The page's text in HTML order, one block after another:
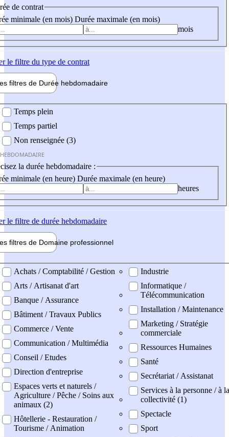
de contrat
minimale (en mois) Durée maximale (en mois)
mois
le filtre du type de contrat
filtres de Durée hebdomadaire
Temps plein
Temps partiel
Non renseignée (3)
la durée hebdomadaire :
minimale (en heure) Durée maximale (en heure)
heures
le filtre de durée hebdomadaire
filtres de Domaine professionnel
professionel
Achats / Comptabilité / Gestion
Arts / Artisanat d'art
Banque / Assurance
Bâtiment / Travaux Publics
Commerce / Vente
Communication / Multimédia
Conseil / Etudes
Direction d'entreprise
Espaces verts et naturels /
Agriculture / Pêche / Soins aux
animaux (2)
Hôtellerie - Restauration /
Tourisme / Animation
Industrie
Informatique /
Télécommunication
Installation / Maintenance
Marketing / Stratégie
commerciale
Ressources Humaines
Santé
Secrétariat / Assistanat
Services à la personne / à la
collectivité (1)
Spectacle
Sport